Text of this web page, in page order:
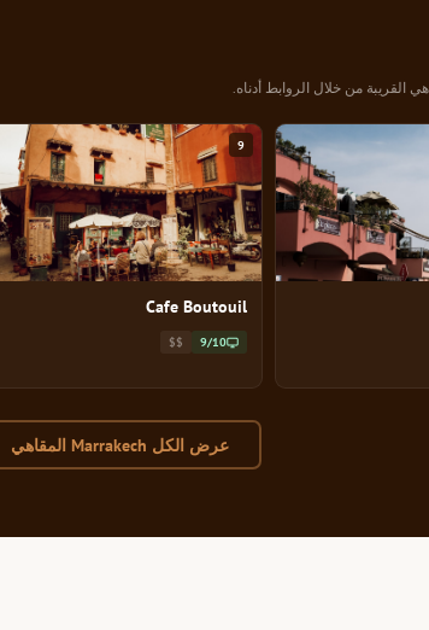
القريبة من خلال الروابط أدناه.
9
Cafe Boutouil
9/10
$$
عرض الكل Marrakech المقاهي